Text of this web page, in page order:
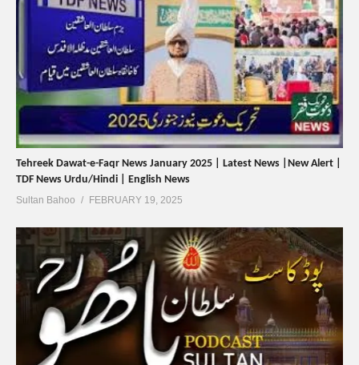
Tehreek Dawat-e-Faqr News January 2025 | Latest News |New Alert |
TDF News Urdu/Hindi | English News
Sultan Bahoo FEBRUARY 19, 2025